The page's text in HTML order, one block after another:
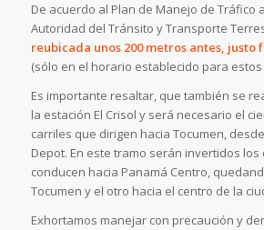
De acuerdo al Plan de Manejo de Tráfico
Autoridad del Tránsito y Transporte
reubicada unos 200 metros antes, justo
(sólo en el horario establecido para
Es importante resaltar, que también se
la estación El Crisol y será necesario el
carriles que dirigen hacia Tocumen,
Depot. En este tramo serán invertidos los
conducen hacia Panamá Centro,
Tocumen y el otro hacia el centro de la
Exhortamos manejar con precaución y